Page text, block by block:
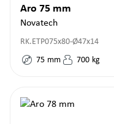
Aro 75 mm
Novatech
RK.ETP075x80-Ø47x14
75 mm 700 kg